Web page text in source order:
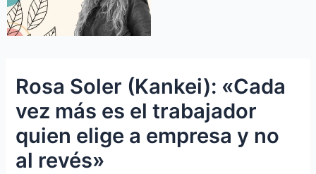
Rosa Soler (Kankei): «Cada
vez más es el trabajador
quien elige a empresa y no
al revés»